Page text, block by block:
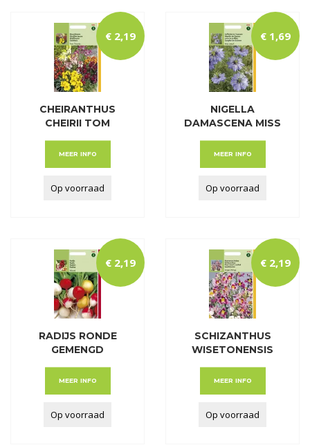
CHEIRANTHUS
CHEIRII TOM
€ 2,19
MEER INFO
Op voorraad
NIGELLA
DAMASCENA MISS
€ 1,69
MEER INFO
Op voorraad
RADIJS RONDE
GEMENGD
€ 2,19
MEER INFO
Op voorraad
SCHIZANTHUS
WISETONENSIS
€ 2,19
MEER INFO
Op voorraad